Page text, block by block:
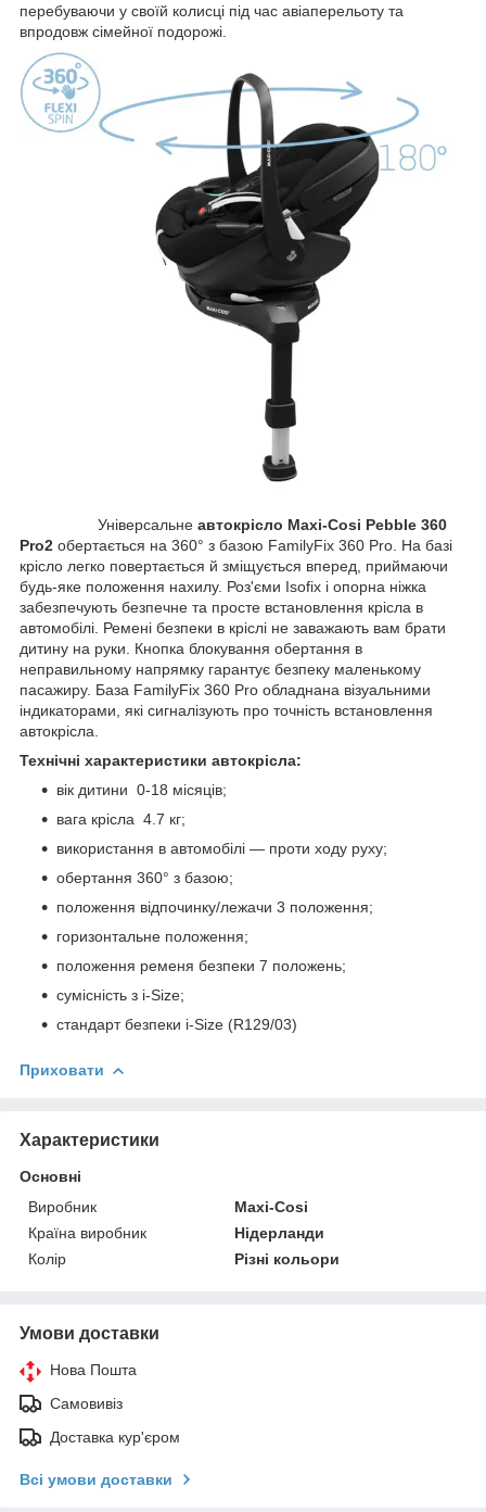
перебуваючи у своїй колисці під час авіаперельоту та
впродовж сімейної подорожі.
Універсальне автокрісло Maxi-Cosi Pebble 360
Pro2 обертається на 360° з базою FamilyFix 360 Pro. На базі
крісло легко повертається й зміщується вперед, приймаючи
будь-яке положення нахилу. Роз'єми Isofix і опорна ніжка
забезпечують безпечне та просте встановлення крісла в
автомобілі. Ремені безпеки в кріслі не заважають вам брати
дитину на руки. Кнопка блокування обертання в
неправильному напрямку гарантує безпеку маленькому
пасажиру. База FamilyFix 360 Pro обладнана візуальними
індикаторами, які сигналізують про точність встановлення
автокрісла.
Технічні характеристики автокрісла:
вік дитини 0-18 місяців;
вага крісла 4.7 кг;
використання в автомобілі — проти ходу руху;
обертання 360° з базою;
положення відпочинку/лежачи 3 положення;
горизонтальне положення;
положення ременя безпеки 7 положень;
сумісність з i-Size;
стандарт безпеки i-Size (R129/03)
Приховати
Характеристики
Основні
Виробник
Maxi-Cosi
Країна виробник
Нідерланди
Колір
Різні кольори
Умови доставки
Нова Пошта
Самовивіз
Доставка кур'єром
Всі умови доставки